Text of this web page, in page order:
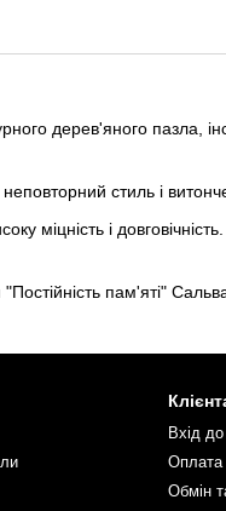
дерев'яного
стиль і
і
пам'яті"
Вхід до
Оплата
Обмін